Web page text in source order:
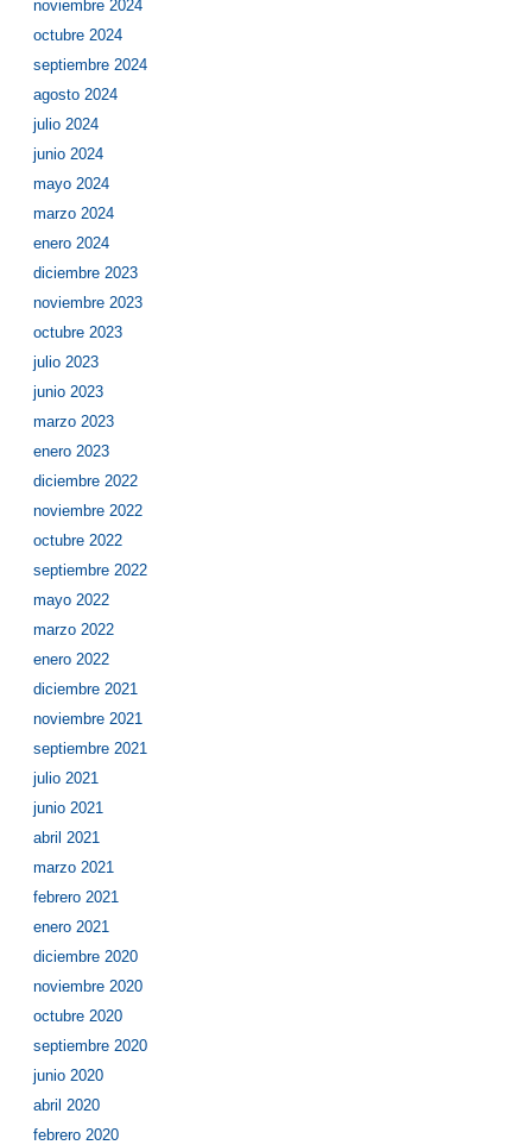
noviembre 2024
octubre 2024
septiembre 2024
agosto 2024
julio 2024
junio 2024
mayo 2024
marzo 2024
enero 2024
diciembre 2023
noviembre 2023
octubre 2023
julio 2023
junio 2023
marzo 2023
enero 2023
diciembre 2022
noviembre 2022
octubre 2022
septiembre 2022
mayo 2022
marzo 2022
enero 2022
diciembre 2021
noviembre 2021
septiembre 2021
julio 2021
junio 2021
abril 2021
marzo 2021
febrero 2021
enero 2021
diciembre 2020
noviembre 2020
octubre 2020
septiembre 2020
junio 2020
abril 2020
febrero 2020